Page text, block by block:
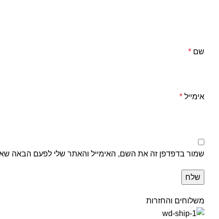
שם *
אימייל *
שמור בדפדפן זה את השם, האימייל והאתר שלי לפעם הבאה
משלוחים והחזרות